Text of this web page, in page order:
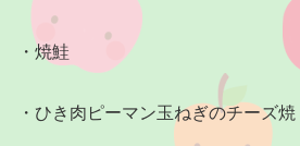
・焼鮭
・ひき肉ピーマン玉ねぎのチーズ焼